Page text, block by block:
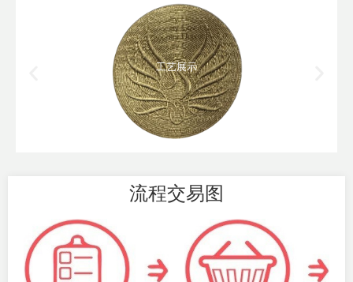
工艺展示
流程交易图